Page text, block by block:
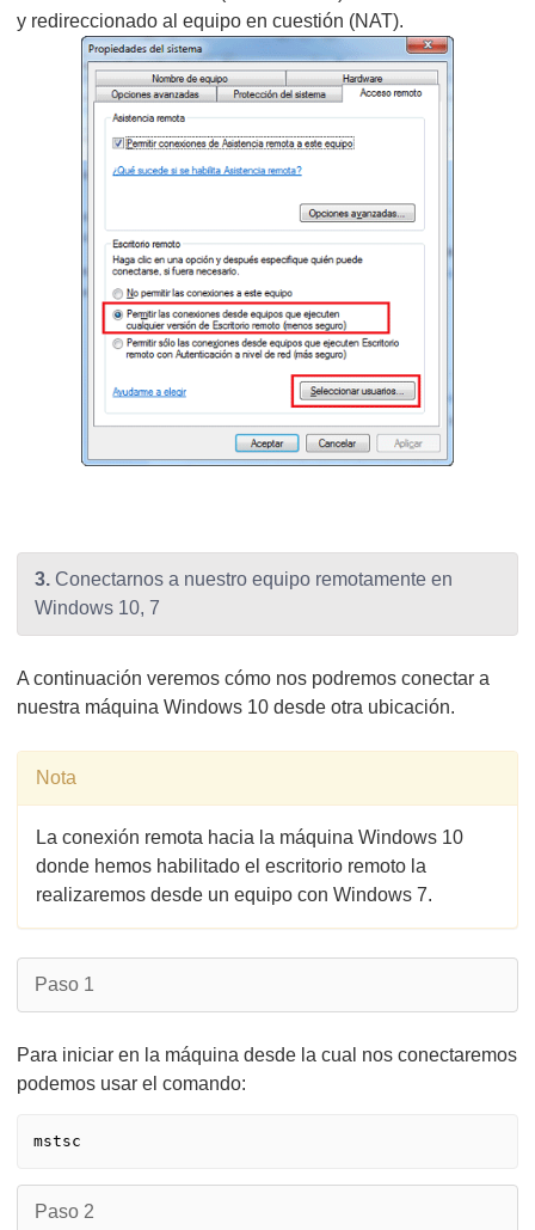
y redireccionado al equipo en cuestión (NAT).
3. Conectarnos a nuestro equipo remotamente en
Windows 10, 7
A continuación veremos cómo nos podremos conectar a
nuestra máquina Windows 10 desde otra ubicación.
Nota
La conexión remota hacia la máquina Windows 10
donde hemos habilitado el escritorio remoto la
realizaremos desde un equipo con Windows 7.
Paso 1
Para iniciar en la máquina desde la cual nos conectaremos
podemos usar el comando:
mstsc
Paso 2